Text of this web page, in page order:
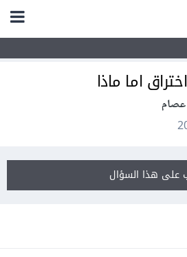
اما ماذا
على هذا السؤال